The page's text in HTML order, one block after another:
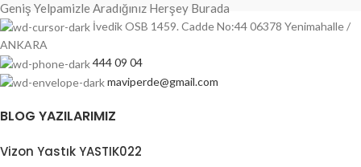
Geniş Yelpamizle Aradığınız Herşey Burada
İvedik OSB 1459. Cadde No:44 06378 Yenimahalle /
ANKARA
444 09 04
maviperde@gmail.com
BLOG YAZILARIMIZ
Vizon Yastık YASTIK022